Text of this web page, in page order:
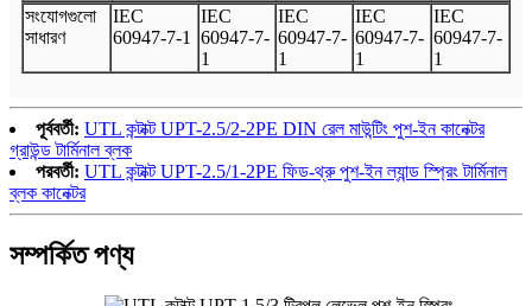
সংযোগগুলো
সাধারণ
IEC
60947-7-1
IEC
60947-7-
1
IEC
60947-7-
1
IEC
60947-7-
1
IEC
60947-7-
1
পূর্ববর্তী: UTL কন্টাক্ট UPT-2.5/2-2PE DIN রেল মাউন্টিং পুশ-ইন কানেক্টর
গ্রাউন্ড টার্মিনাল ব্লক
পরবর্তী: UTL কন্টাক্ট UPT-2.5/1-2PE ফিড-থ্রু পুশ-ইন ল্যান্ড স্প্রিং টার্মিনাল
ব্লক কানেক্টর
সম্পর্কিত পণ্য